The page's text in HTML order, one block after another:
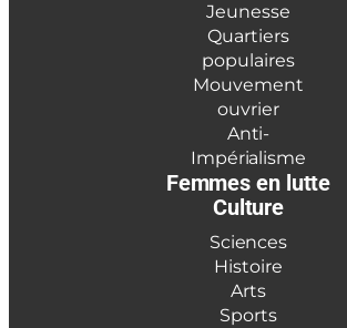
Jeunesse
Quartiers
populaires
Mouvement
ouvrier
Anti-
Impérialisme
Femmes en lutte
Culture
Sciences
Histoire
Arts
Sports